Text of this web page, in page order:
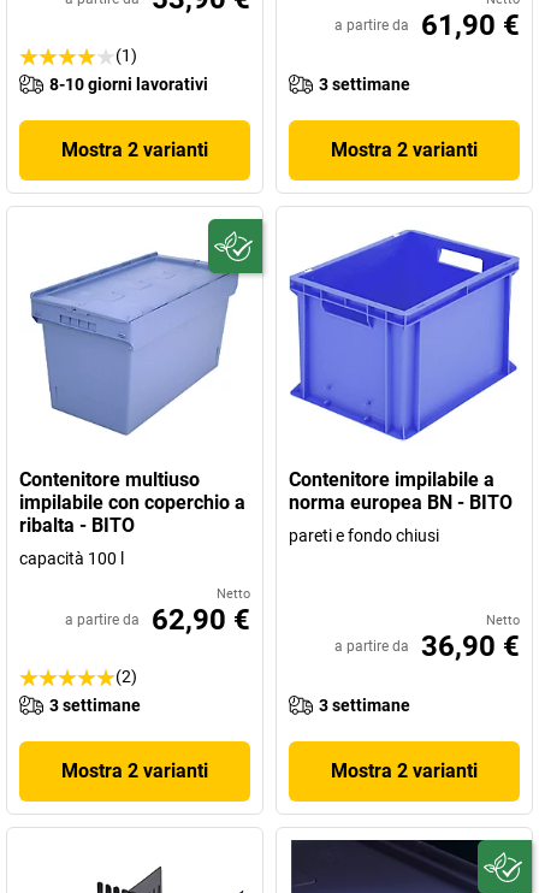
(1)
8-10 giorni lavorativi
Mostra 2 varianti
a partire da 61,90 €
3 settimane
Mostra 2 varianti
Contenitore multiuso
impilabile con coperchio a
ribalta - BITO
capacità 100 l
Netto
a partire da 62,90 €
(2)
3 settimane
Mostra 2 varianti
Contenitore impilabile a
norma europea BN - BITO
pareti e fondo chiusi
Netto
a partire da 36,90 €
3 settimane
Mostra 2 varianti